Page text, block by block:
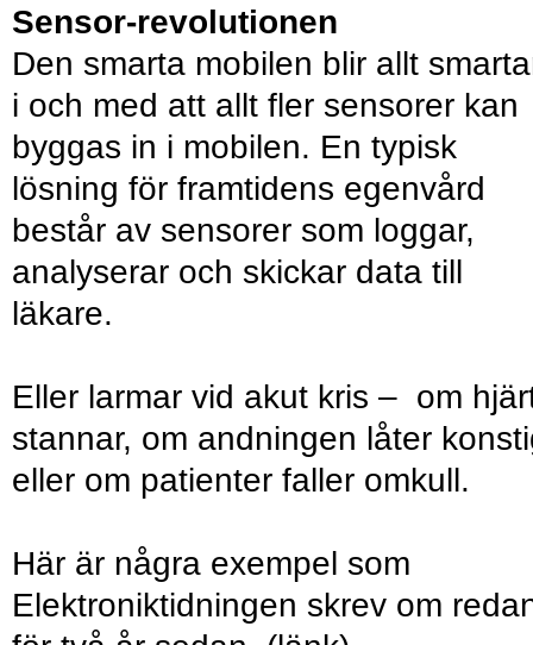
Sensor-revolutionen
Den smarta mobilen blir allt
i och med att allt fler sensorer kan
byggas in i mobilen. En typisk
lösning för framtidens egenvård
består av sensorer som loggar,
analyserar och skickar data till
läkare.
Eller larmar vid akut kris – om
stannar, om andningen låter
eller om patienter faller omkull.
Här är några exempel som
Elektroniktidningen skrev om